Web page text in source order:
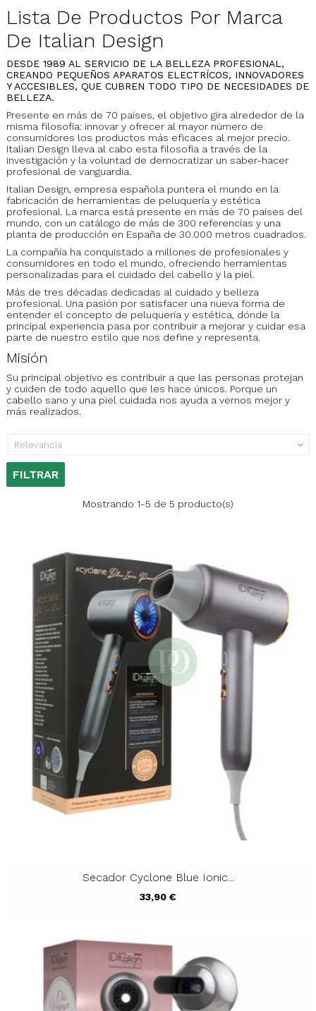
Lista De Productos Por Marca
De Italian Design
DESDE 1989 AL SERVICIO DE LA BELLEZA PROFESIONAL,
CREANDO PEQUEÑOS APARATOS ELECTRÍCOS, INNOVADORES
Y ACCESIBLES, QUE CUBREN TODO TIPO DE NECESIDADES DE
BELLEZA.
Presente en más de 70 países, el objetivo gira alrededor de la
misma filosofía: innovar y ofrecer al mayor número de
consumidores los productos más eficaces al mejor precio.
Italian Design lleva al cabo esta filosofía a través de la
investigación y la voluntad de democratizar un saber-hacer
profesional de vanguardia.
Italian Design, empresa española puntera el mundo en la
fabricación de herramientas de peluquería y estética
profesional. La marca está presente en más de 70 países del
mundo, con un catálogo de más de 300 referencias y una
planta de producción en España de 30.000 metros cuadrados.
La compañía ha conquistado a millones de profesionales y
consumidores en todo el mundo, ofreciendo herramientas
personalizadas para el cuidado del cabello y la piel.
Más de tres décadas dedicadas al cuidado y belleza
profesional. Una pasión por satisfacer una nueva forma de
entender el concepto de peluquería y estética, dónde la
principal experiencia pasa por contribuir a mejorar y cuidar esa
parte de nuestro estilo que nos define y representa.
Misión
Su principal objetivo es contribuir a que las personas protejan
y cuiden de todo aquello que les hace únicos. Porque un
cabello sano y una piel cuidada nos ayuda a vernos mejor y
más realizados.
Relevancia 
FILTRAR
Mostrando 1-5 de 5 producto(s)
Secador Cyclone Blue Ionic...
Precio
33,90 €